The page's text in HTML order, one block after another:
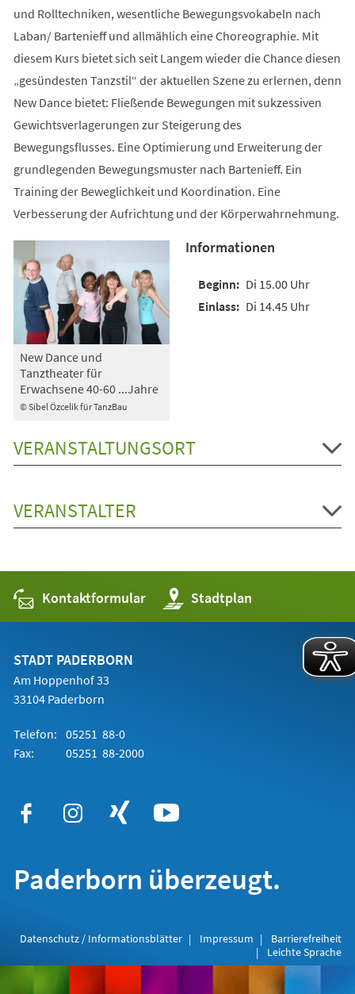
und Rolltechniken, wesentliche Bewegungsvokabeln nach
Laban/ Bartenieff und allmählich eine Choreographie. Mit
diesem Kurs bietet sich seit Langem wieder die Chance diesen
„gesündesten Tanzstil“ der aktuellen Szene zu erlernen, denn
New Dance bietet: Fließende Bewegungen mit sukzessiven
Gewichtsverlagerungen zur Steigerung des
Bewegungsflusses. Eine Optimierung und Erweiterung der
grundlegenden Bewegungsmuster nach Bartenieff. Ein
Training der Beweglichkeit und Koordination. Eine
Verbesserung der Aufrichtung und der Körperwahrnehmung.
© Sibel Özcelik für TanzBau
New Dance und
Tanztheater für
Erwachsene 40-60 ...Jahre
Informationen
Di 15.00 Uhr
Di 14.45 Uhr
VERANSTALTUNGSORT
VERANSTALTER
Kontaktformular Stadtplan
(Öffnet
in
einem
STADT PADERBORN
Am Hoppenhof 33
33104 Paderborn
Telefon: 05251 88-0
Fax:
05251 88-2000
Paderborn überzeugt.
Datenschutz / Informationsblätter Impressum
Barrierefreiheit
Leichte Sprache